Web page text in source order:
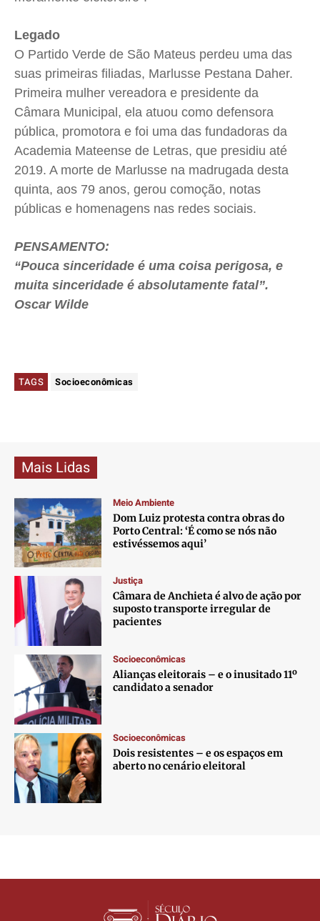
Legado
O Partido Verde de São Mateus perdeu uma das
suas primeiras filiadas, Marlusse Pestana Daher.
Primeira mulher vereadora e presidente da
Câmara Municipal, ela atuou como defensora
pública, promotora e foi uma das fundadoras da
Academia Mateense de Letras, que presidiu até
2019. A morte de Marlusse na madrugada desta
quinta, aos 79 anos, gerou comoção, notas
públicas e homenagens nas redes sociais.
PENSAMENTO:
“Pouca sinceridade é uma coisa perigosa, e
muita sinceridade é absolutamente fatal”.
Oscar Wilde
TAGS Socioeconômicas
Mais Lidas
Meio Ambiente
Dom Luiz protesta contra obras do
Porto Central: ‘É como se nós não
estivéssemos aqui’
Justiça
Câmara de Anchieta é alvo de ação por
suposto transporte irregular de
pacientes
Socioeconômicas
Alianças eleitorais – e o inusitado 11º
candidato a senador
Socioeconômicas
Dois resistentes – e os espaços em
aberto no cenário eleitoral